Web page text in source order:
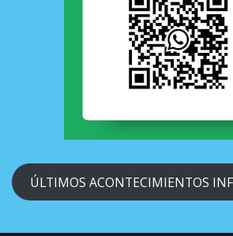
ÚLTIMOS ACONTECIMIENTOS